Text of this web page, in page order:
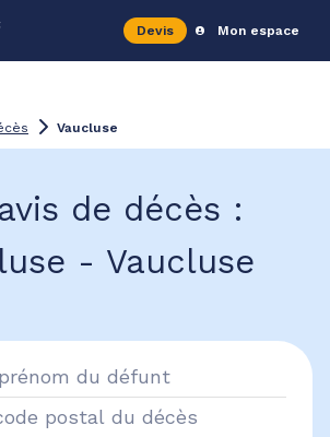
Devis Mon espace
Vaucluse
de décès :
- Vaucluse